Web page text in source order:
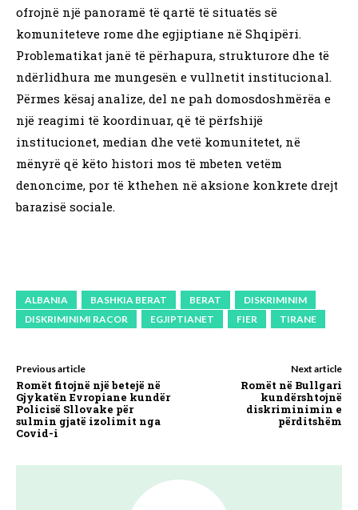
ofrojnë një panoramë të qartë të situatës së
komuniteteve rome dhe egjiptiane në Shqipëri.
Problematikat janë të përhapura, strukturore dhe të
ndërlidhura me mungesën e vullnetit institucional.
Përmes kësaj analize, del ne pah domosdoshmërëa e
një reagimi të koordinuar, që të përfshijë
institucionet, median dhe vetë komunitetet, në
mënyrë që këto histori mos të mbeten vetëm
denoncime, por të kthehen në aksione konkrete drejt
barazisë sociale.
ALBANIA BASHKIA BERAT BERAT
DISKRIMINIM
DISKRIMINIMI RACOR
EGJIPTIANET FIER TIRANE
Previous article
Romët fitojnë një betejë në
Gjykatën Evropiane kundër
Policisë Sllovake për
sulmin gjatë izolimit nga
Covid-i
Next article
Romët në Bullgari
kundërshtojnë
diskriminimin e
përditshëm